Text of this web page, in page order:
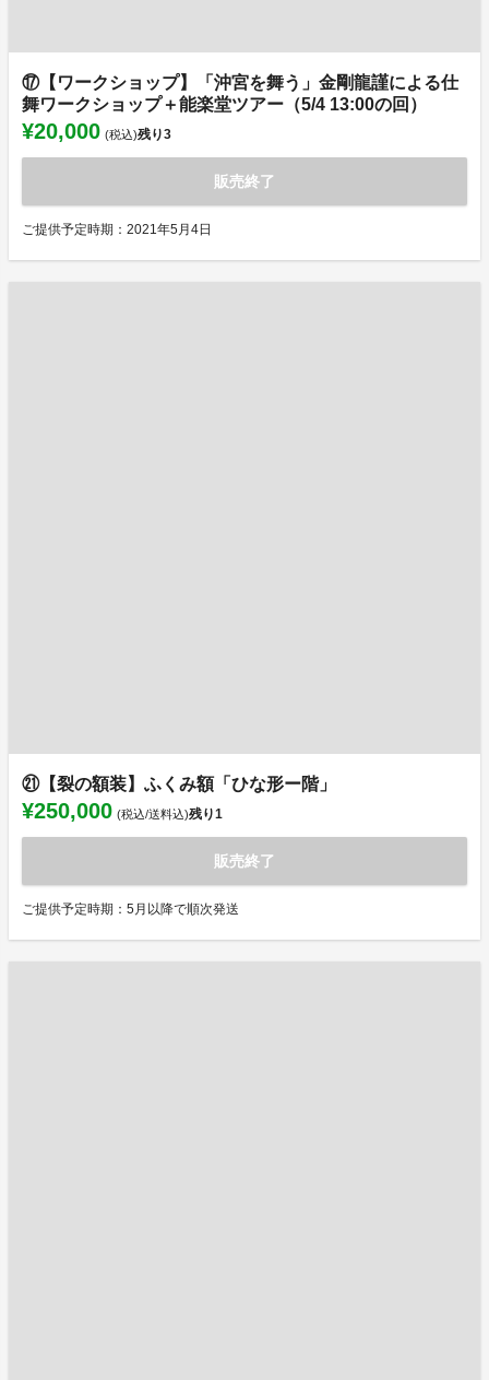
⑰【ワークショップ】「沖宮を舞う」金剛龍謹による仕
舞ワークショップ＋能楽堂ツアー（5/4 13:00の回）
¥20,000 (税込)残り3
販売終了
ご提供予定時期：2021年5月4日
㉑【裂の額装】ふくみ額「ひな形ー階」
¥250,000 (税込/送料込)残り1
販売終了
ご提供予定時期：5月以降で順次発送